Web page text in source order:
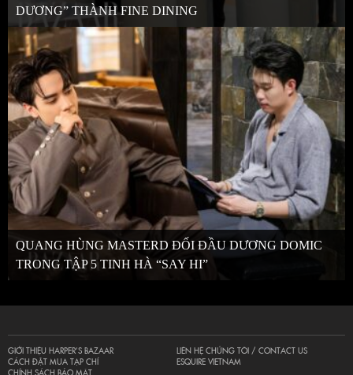
DƯƠNG” THÀNH FINE DINING
QUANG HÙNG MASTERD ĐỐI ĐẦU DƯƠNG DOMIC
TRONG TẬP 5 TINH HÀ “SAY HI”
GIỚI THIỆU HARPER’S BAZAAR
CÁCH ĐẶT MUA TẠP CHÍ
CHÍNH SÁCH BẢO MẬT
LIÊN HỆ CHÚNG TÔI / CONTACT US
ESQUIRE VIETNAM